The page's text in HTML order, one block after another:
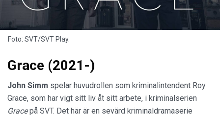
Foto: SVT/SVT Play.
Grace (2021-)
John Simm spelar huvudrollen som kriminalintendent Roy
Grace, som har vigt sitt liv åt sitt arbete, i kriminalserien
Gracepå SVT. Det här är en sevärd kriminaldramaserie